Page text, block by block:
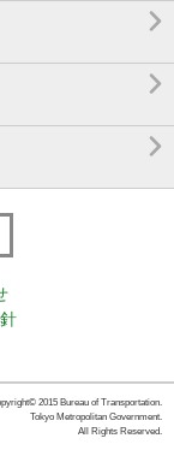



2015 Bureau of Transportation.
Tokyo Metropolitan Government.
All Rights Reserved.